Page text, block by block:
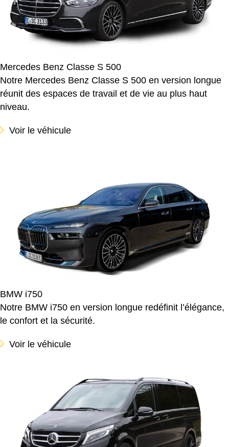
Mercedes Benz Classe S 500
Notre Mercedes Benz Classe S 500 en version longue
réunit des espaces de travail et de vie au plus haut
niveau.
Voir le véhicule
BMW i750
Notre BMW i750 en version longue redéfinit l’élégance,
le confort et la sécurité.
Voir le véhicule